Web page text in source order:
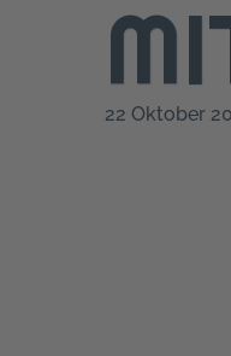
22 Oktober